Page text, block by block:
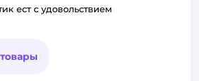
ест с удовольствием